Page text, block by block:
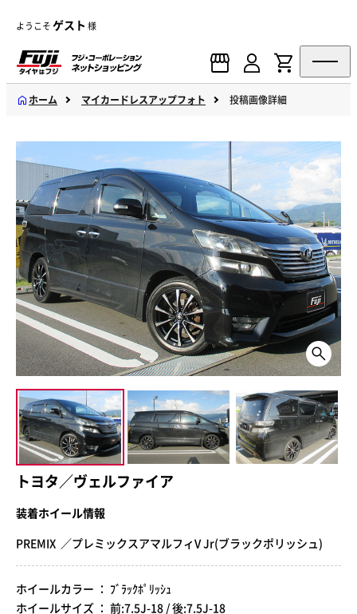
ようこそゲスト 様
ホーム マイカードレスアップフォト 投稿画像詳細
トヨタ／ヴェルファイア
装着ホイール情報
PREMIX ／プレミックスアマルフィV Jr(ブラックポリッシュ)
ホイールカラー ： ﾌﾞﾗｯｸﾎﾟﾘｯｼｭ
ホイールサイズ ： 前:7.5J-18 / 後:7.5J-18